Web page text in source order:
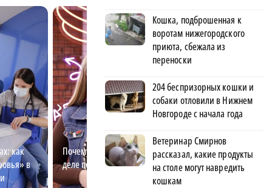
как
в
Почему волонтёры на самом
деле помогают людям
Лето в Нижнем:
главных
Кошка, подброшенная к
воротам нижегородского
приюта, сбежала из
переноски
204 беспризорных кошки и
собаки отловили в Нижнем
Новгороде с начала года
Ветеринар Смирнов
рассказал, какие продукты
на столе могут навредить
кошкам